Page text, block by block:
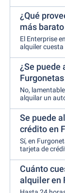
¿Qué
más
El Enterprise
alquiler cuesta
¿Se puede
No,
alquilar un
Se puede
crédito en
Sí, en
tarjeta de
Cuánto
alquiler en